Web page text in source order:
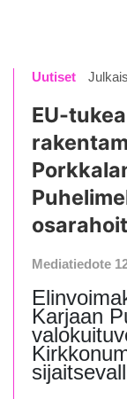
Uutiset
EU-
Mediatiedote
Karjaan